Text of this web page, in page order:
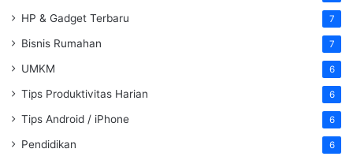
HP & Gadget Terbaru 7
Bisnis Rumahan 7
UMKM 6
Tips Produktivitas Harian 6
Tips Android / iPhone 6
Pendidikan 6